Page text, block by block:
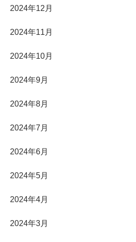
2024年12月
2024年11月
2024年10月
2024年9月
2024年8月
2024年7月
2024年6月
2024年5月
2024年4月
2024年3月